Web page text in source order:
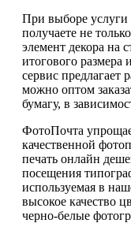
При выборе услуги
получаете не
элемент декора на
итогового размера
сервис предлагает
можно оптом
бумагу, в
ФотоПочта
качественной
печать онлайн
посещения
используемая в
высокое качество
черно-белые